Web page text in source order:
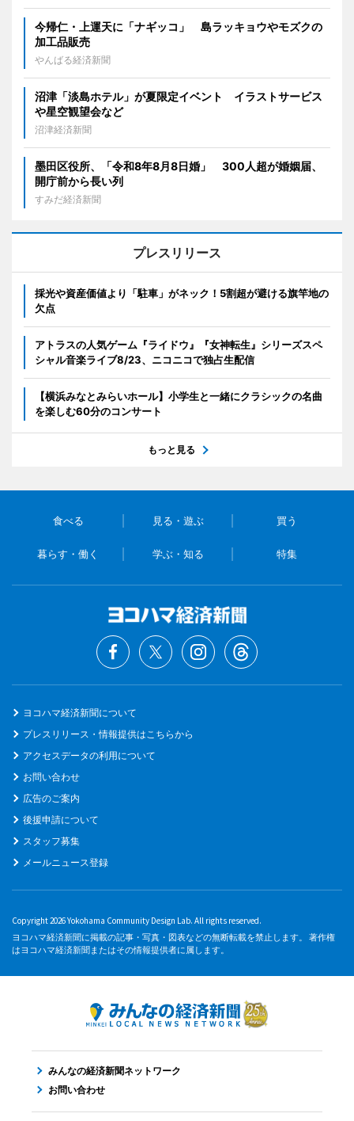
今帰仁・上運天に「ナギッコ」 島ラッキョウやモズクの
加工品販売
やんばる経済新聞
沼津「淡島ホテル」が夏限定イベント イラストサービス
や星空観望会など
沼津経済新聞
墨田区役所、「令和8年8月8日婚」 300人超が婚姻届、
開庁前から長い列
すみだ経済新聞
プレスリリース
採光や資産価値より「駐車」がネック！5割超が避ける旗竿地の
欠点
アトラスの人気ゲーム『ライドウ』『女神転生』シリーズスペ
シャル音楽ライブ8/23、ニコニコで独占生配信
【横浜みなとみらいホール】小学生と一緒にクラシックの名曲
を楽しむ60分のコンサート
もっと見る
食べる 見る・遊ぶ 買う
暮らす・働く 学ぶ・知る 特集
ヨコハマ経済新聞について
プレスリリース・情報提供はこちらから
アクセスデータの利用について
お問い合わせ
広告のご案内
後援申請について
スタッフ募集
メールニュース登録
Copyright 2026 Yokohama Community Design Lab. All rights reserved.
ヨコハマ経済新聞に掲載の記事・写真・図表などの無断転載を禁止します。 著作権
はヨコハマ経済新聞またはその情報提供者に属します。
みんなの経済新聞ネットワーク
お問い合わせ